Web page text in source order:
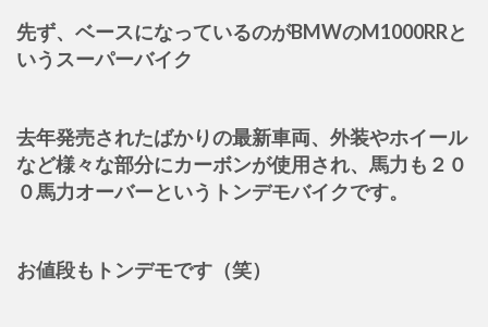
先ず、ベースになっているのがBMWのM1000RRと
いうスーパーバイク
去年発売されたばかりの最新車両、外装やホイール
など様々な部分にカーボンが使用され、馬力も２０
０馬力オーバーというトンデモバイクです。
お値段もトンデモです（笑）